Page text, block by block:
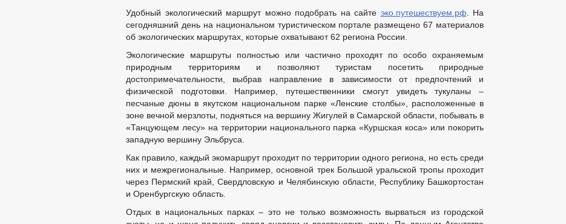
Муниципальные услуги
Формы заявлений по муниципальным услугам
Муниципальные услуги
Прием граждан
График приёма граждан
Обращение к главе
Обзоры обращений граждан
Форма обращений и заявлений
Порядок рассмотрения обращений
Удобный экологический маршрут можно подобрать на сайте эко.путешествуем.рф . На
сегодняшний день на национальном туристическом портале размещено 67 материалов
об экологических маршрутах, которые охватывают 62 региона России.
Экологические маршруты полностью или частично проходят по особо охраняемым
природным территориям и позволяют туристам посетить природные
достопримечательности, выбрав направление в зависимости от предпочтений и
физической подготовки. Например, путешественники смогут увидеть тукуланы –
песчаные дюны в якутском национальном парке «Ленские столбы», расположенные в
зоне вечной мерзлоты, подняться на вершину Жигулей в Самарской области, побывать в
«Танцующем лесу» на территории национального парка «Куршская коса» или покорить
западную вершину Эльбруса.
Как правило, каждый экомаршрут проходит по территории одного региона, но есть среди
них и межрегиональные. Например, основной трек Большой уральской тропы проходит
через Пермский край, Свердловскую и Челябинскую области, Республику Башкортостан
и Оренбургскую область.
Отдых в национальных парках – это не только возможность вырваться из городской